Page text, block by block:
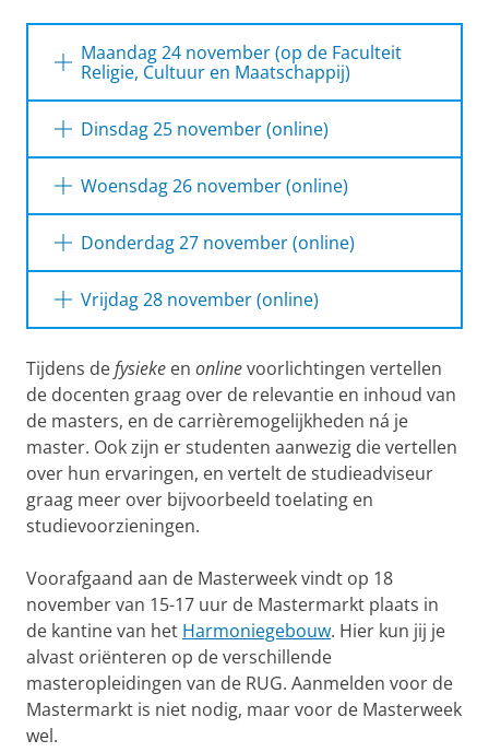
Maandag 24 november (op de Faculteit
Religie, Cultuur en Maatschappij)
17.30-
18
uur
Guided Faculty
Tour (rondleiding
door het gebouw)
Verzamelen
in de
faculteitshal
18-19
uur
MA Anthropology of
Religion and
Culture
Zaal 134
19-20
uur
MA Religious
Diversity in a
Globalised World
Zittingzaal
19-
20.30
uur
MA Geestelijke
Verzorging
Zaal 123
Dinsdag 25 november (online)
18-19 uur
MA Heritage and Religion
19-20.30 uur
MA Geestelijke Verzorging
Woensdag 26 november (online)
15-
16
uur
MA Theology and Religious Studies
(Research Master)
16-
17
MA Religion and Pluralism, Ancient
& Modern
17-
18
uur
MA Religious Diversity in a
Globalised World(Erasmus
Mundus)
Donderdag 27 november (online)
17-18
uur
MA Religion, Conflict and
Globalization
uur
Culture
Vrijdag 28 november (online)
17
uur
Onderwijs (LVHO) in de Mens- en
Maatschappijwetenschappen, track:
Godsdienst en Levensbeschouwing
Tijdens defysieke en onlinevoorlichtingen vertellen
de docenten graag over de relevantie en inhoud van
de masters, en de carrièremogelijkheden ná je
master. Ook zijn er studenten aanwezig die vertellen
over hun ervaringen, en vertelt de studieadviseur
graag meer over bijvoorbeeld toelating en
studievoorzieningen.
Voorafgaand aan de Masterweek vindt op 18
november van 15-17 uur de Mastermarkt plaats in
de kantine van het Harmoniegebouw. Hier kun jij je
alvast oriënteren op de verschillende
masteropleidingen van de RUG. Aanmelden voor de
Mastermarkt is niet nodig, maar voor de Masterweek
wel.